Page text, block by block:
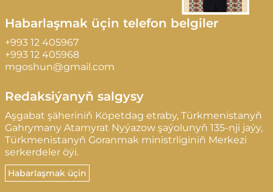
Habarlaşmak üçin telefon belgiler
+993 12 405967
+993 12 405968
mgoshun@gmail.com
Redaksiýanyň salgysy
Aşgabat şäheriniň Köpetdag etraby, Türkmenistanyň
Gahrymany Atamyrat Nyýazow şaýolunyň 135-nji jaýy,
Türkmenistanyň Goranmak ministrliginiň Merkezi
serkerdeler öýi.
Habarlaşmak üçin